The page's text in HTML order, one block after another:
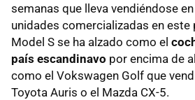
semanas que lleva vendiéndose en
unidades comercializadas en este
Model S se ha alzado como el
país escandinavo por encima de
como el Vokswagen Golf que
Toyota Auris o el Mazda CX-5.